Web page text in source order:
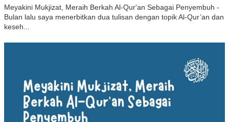
Meyakini Mukjizat, Meraih Berkah Al-Qur'an Sebagai Penyembuh -
Bulan lalu saya menerbitkan dua tulisan dengan topik Al-Qur’an dan
keseh...